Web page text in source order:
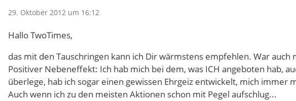
29. Oktober 2012 um 16:12
Hallo TwoTimes,
das mit den Tauschringen kann ich Dir wärmstens empfehlen. War
Positiver Nebeneffekt: Ich hab mich bei dem, was ICH angeboten hab,
überlege, hab ich sogar einen gewissen Ehrgeiz entwickelt, mich immer
Auch wenn ich zu den meisten Aktionen schon mit Pegel aufschlug...